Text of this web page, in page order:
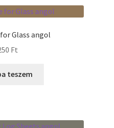
Glass angol
Ft
teszem